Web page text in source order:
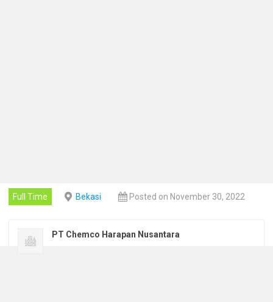
Full Time Bekasi Posted on November 30, 2022
PT Chemco Harapan Nusantara